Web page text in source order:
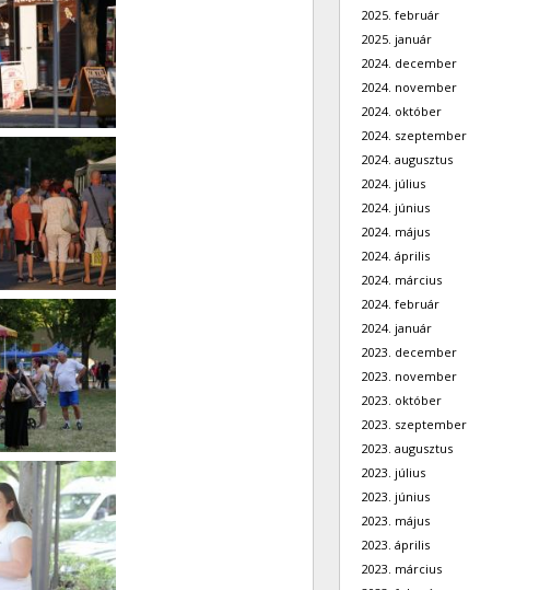
2025. február
2025. január
2024. december
2024. november
2024. október
2024. szeptember
2024. augusztus
2024. július
2024. június
2024. május
2024. április
2024. március
2024. február
2024. január
2023. december
2023. november
2023. október
2023. szeptember
2023. augusztus
2023. július
2023. június
2023. május
2023. április
2023. március